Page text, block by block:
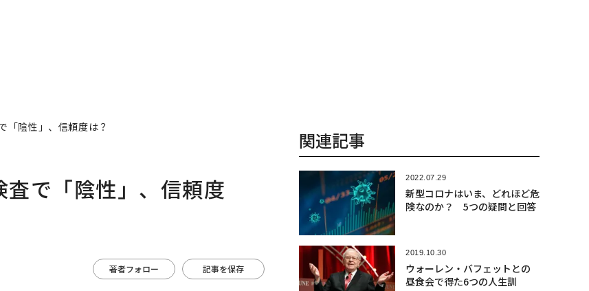
「陰性」、信頼度は？
で「陰性」、信頼度
著者フォロー 記事を保存
関連記事
2022.07.29
新型コロナはいま、どれほど危
険なのか？ 5つの疑問と回答
2019.10.30
ウォーレン・バフェットとの
昼食会で得た6つの人生訓